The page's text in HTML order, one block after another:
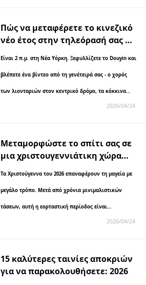
Πώς να μεταφέρετε το κινεζικό
νέο έτος στην τηλεόρασή σας με
Είναι 2 π.μ. στη Νέα Υόρκη. Ξεφυλλίζετε το Douyin και
βλέπετε ένα βίντεο από τη γενέτειρά σας - ο χορός
των λιονταριών στον κεντρικό δρόμο, τα κόκκινα
2026/04/24
Μεταμορφώστε το σπίτι σας σε
μια χριστουγεννιάτικη χώρα
ιδέες διακόσμησης
Τα Χριστούγεννα του 2026 επαναφέρουν τη μαγεία με
μεγάλο τρόπο. Μετά από χρόνια μινιμαλιστικών
τάσεων, αυτή η εορταστική περίοδος είναι
αφιερωμένη στον νοσταλγικό μαξιμαλισμό —2026/04/24
15 καλύτερες ταινίες αποκριών
για να παρακολουθήσετε: 2026